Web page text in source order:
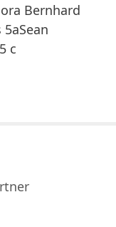
Bernhard
c